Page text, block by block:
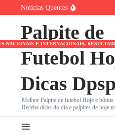
Ir para o conteúdo
Notícias Quentes
João
Herói da
Palpite de
Futebol
Dicas
Melhor Palpite de futebol Hoje e bônus
Receba dicas do dia e palpites de hoje
E INTERNACIONAIS,